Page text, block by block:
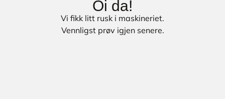
Oi da!
Vi fikk litt rusk i maskineriet.
Vennligst prøv igjen senere.